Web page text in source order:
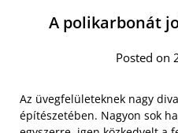
A polikarbonát
Posted on
Az üvegfelületeknek nagy
építészetében. Nagyon sok